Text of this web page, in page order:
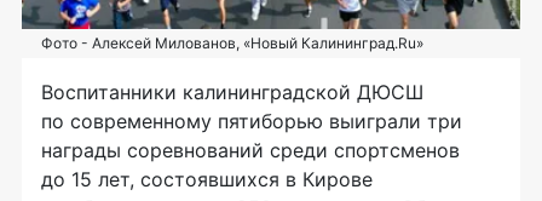
Фото - Алексей Милованов, «Новый Калининград.Ru»
Воспитанники калининградской ДЮСШ
по современному пятиборью выиграли три
награды соревнований среди спортсменов
до 15 лет, состоявшихся в Кирове